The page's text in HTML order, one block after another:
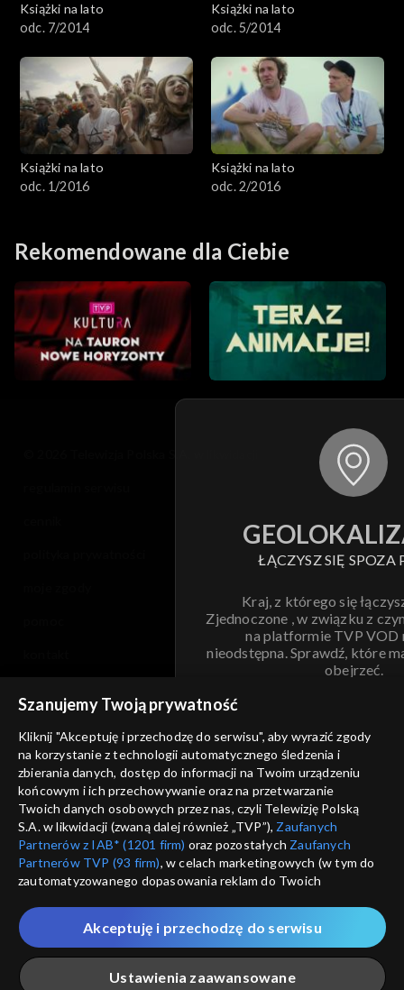
Książki na lato
odc. 7/2014
Książki na lato
odc. 5/2014
Książki na lato
odc. 1/2016
Książki na lato
odc. 2/2016
Rekomendowane dla Ciebie
ŁĄCZYSZ SIĘ SPOZA
Kraj, z którego się
Zjednoczone , w związku z
na platformie TVP VOD
nieodstępna. Sprawdź, które
obejrzeć.
ANULUJ
informacje o dostawcy usług
Szanujemy Twoją prywatność
Kliknij "Akceptuję i przechodzę do serwisu", aby wyrazić zgody
na korzystanie z technologii automatycznego śledzenia i
zbierania danych, dostęp do informacji na Twoim urządzeniu
końcowym i ich przechowywanie oraz na przetwarzanie
Twoich danych osobowych przez nas, czyli Telewizję Polską
S.A. w likwidacji (zwaną dalej również „TVP”), Zaufanych
Partnerów z IAB* (1201 firm) oraz pozostałych Zaufanych
Partnerów TVP (93 firm), w celach marketingowych (w tym do
zautomatyzowanego dopasowania reklam do Twoich
które wskazujemy poniżej, a także zgody na udostępnianie
przez nas identyfikatora PPID do Google.
Twoje dane osobowe zbierane podczas odwiedzania przez
Ciebie naszych
poszczególnych serwisówzwanych dalej
Ustawienia zaawansowane
Akceptuję i przechodzę do serwisu